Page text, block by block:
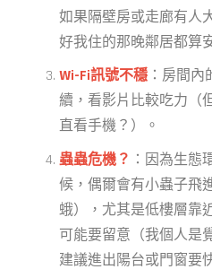
如果隔壁房或走廊有人
好我住的那晚鄰居都算
Wi-Fi訊號不穩 ：房間內
續，看影片比較吃力（
直看手機？）。
蟲蟲危機？ ：因為生態
候，偶爾會有小蟲子飛
蛾），尤其是低樓層靠
可能要留意（我個人是
建議進出陽台或門窗要